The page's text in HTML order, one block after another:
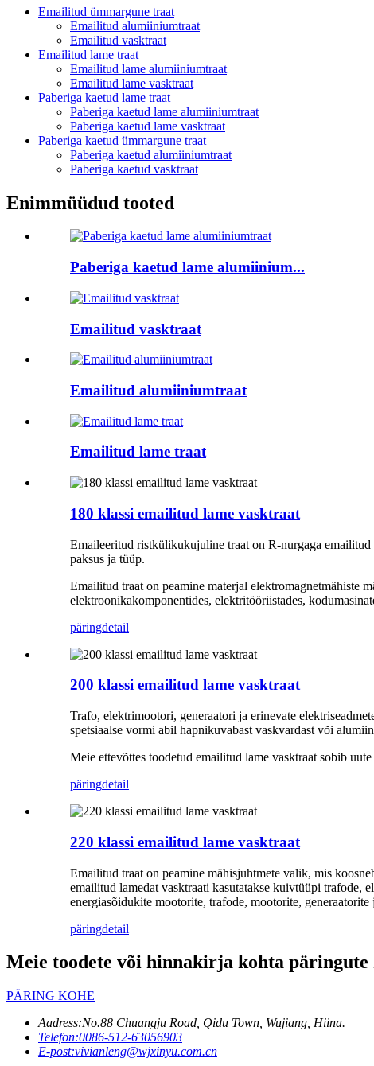
Emailitud ümmargune traat
Emailitud alumiiniumtraat
Emailitud vasktraat
Emailitud lame traat
Emailitud lame alumiiniumtraat
Emailitud lame vasktraat
Paberiga kaetud lame traat
Paberiga kaetud lame alumiiniumtraat
Paberiga kaetud lame vasktraat
Paberiga kaetud ümmargune traat
Paberiga kaetud alumiiniumtraat
Paberiga kaetud vasktraat
Enimmüüdud tooted
Paberiga kaetud lame alumiinium...
Emailitud vasktraat
Emailitud alumiiniumtraat
Emailitud lame traat
180 klassi emailitud lame vasktraat
Emaileeritud ristkülikukujuline traat on R-nurgaga
paksus ja tüüp.
Emailitud traat on peamine materjal elektromagnetmähiste
elektroonikakomponentides, elektritööriistades,
päringdetail
200 klassi emailitud lame vasktraat
Trafo, elektrimootori, generaatori ja erinevate
spetsiaalse vormi abil hapnikuvabast vaskvardast või
Meie ettevõttes toodetud emailitud lame vasktraat sobib
päringdetail
220 klassi emailitud lame vasktraat
Emailitud traat on peamine mähisjuhtmete valik, mis
emailitud lamedat vasktraati kasutatakse kuivtüüpi trafode,
energiasõidukite mootorite, trafode, mootorite,
päringdetail
Meie toodete või hinnakirja kohta
PÄRING KOHE
Aadress:No.88 Chuangju Road, Qidu Town, Wujiang, Hiina.
Telefon:0086-512-63056903
E-post:vivianleng@wjxinyu.com.cn